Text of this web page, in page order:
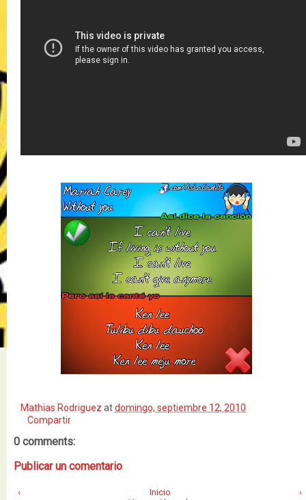
Mathias Rodriguez atdomingo, septiembre 12, 2010
Compartir
0 comments:
Publicar un comentario
‹ ›
Inicio